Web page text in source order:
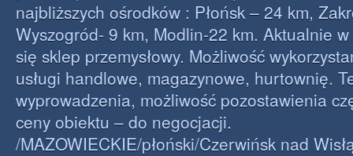
najbliższych ośrodków : Płońsk – 24 km,
Wyszogród- 9 km, Modlin-22 km. Aktualnie
się sklep przemysłowy. Możliwość
usługi handlowe, magazynowe, hurtownię.
wyprowadzenia, możliwość pozostawienia
ceny obiektu – do negocjacji.
/MAZOWIECKIE/płoński/Czerwińsk nad